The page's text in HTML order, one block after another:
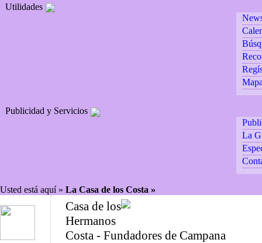
Utilidades
Publicidad y Servicios
La
Usted está aquí » La Casa de los Costa »
Casa de los
Hermanos
Costa - Fundadores de Campana